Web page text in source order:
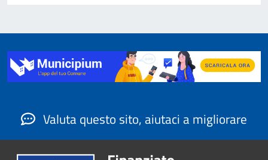
Valuta questo sito, aiutaci a migliorare